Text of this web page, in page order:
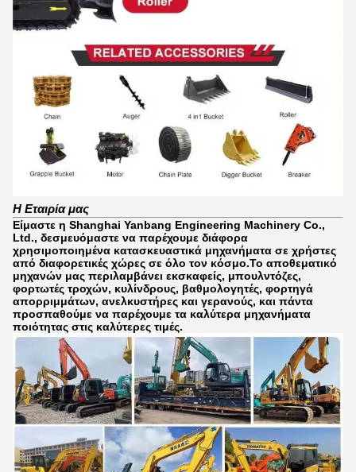
Η Εταιρία μας
Είμαστε η Shanghai Yanbang Engineering Machinery Co.,
Ltd., δεσμευόμαστε να παρέχουμε διάφορα
χρησιμοποιημένα κατασκευαστικά μηχανήματα σε χρήστες
από διαφορετικές χώρες σε όλο τον κόσμο.Το αποθεματικό
μηχανών μας περιλαμβάνει εκσκαφείς, μπουλντόζες,
φορτωτές τροχών, κυλίνδρους, βαθμολογητές, φορτηγά
απορριμμάτων, ανελκυστήρες και γερανούς, και πάντα
προσπαθούμε να παρέχουμε τα καλύτερα μηχανήματα
ποιότητας στις καλύτερες τιμές.